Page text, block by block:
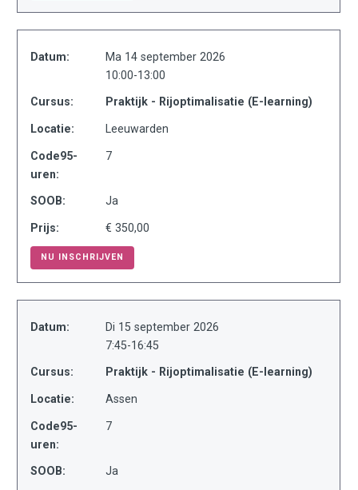
Datum:
Ma 14 september 2026
10:00-13:00
Cursus: Praktijk - Rijoptimalisatie (E-learning)
Locatie: Leeuwarden
Code95-
uren:
7
SOOB: Ja
Prijs: € 350,00
NU INSCHRIJVEN
Datum:
Di 15 september 2026
7:45-16:45
Cursus: Praktijk - Rijoptimalisatie (E-learning)
Locatie: Assen
Code95-
uren:
7
SOOB: Ja